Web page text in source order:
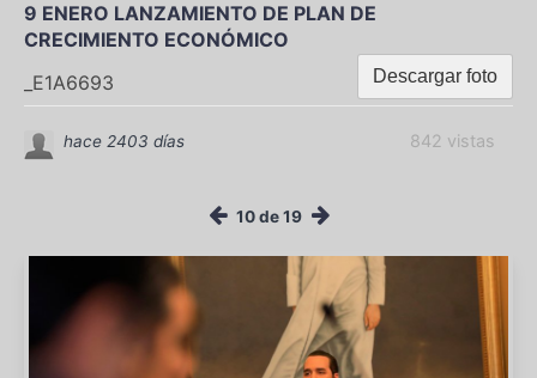
9 ENERO LANZAMIENTO DE PLAN DE
CRECIMIENTO ECONÓMICO
Descargar foto
_E1A6693
842 vistas
hace 2403 días
10 de 19